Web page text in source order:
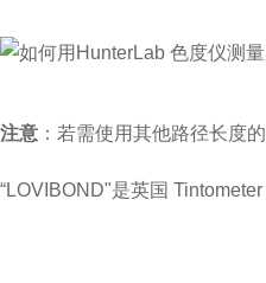
注意 ：若需使用其他路径长度的
“LOVIBOND"是英国 Tintometer